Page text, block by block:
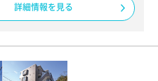
詳細情報を見る